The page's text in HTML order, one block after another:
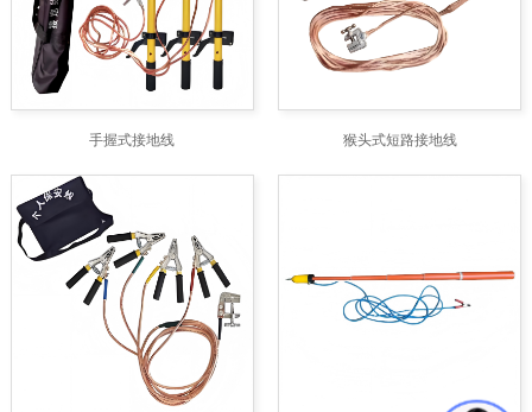
手握式接地线 猴头式短路接地线